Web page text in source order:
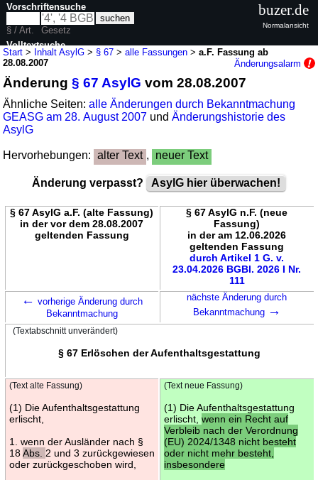
Start > Inhalt AsylG > § 67 >alle Fassungen >a.F. Fassung ab
28.08.2007
Änderungsalarm
Änderung§ 67 AsylG vom 28.08.2007
Ähnliche Seiten:alle Änderungen durch Bekanntmachung
GEASG am 28. August 2007 undÄnderungshistorie des
AsylG
Hervorhebungen: alter Text , neuer Text
Änderung verpasst? AsylG hier überwachen!
§ 67 AsylG a.F. (alte Fassung)
in der vor dem 28.08.2007
geltenden Fassung
§ 67 AsylG n.F. (neue
Fassung)
in der am 12.06.2026
geltenden Fassung
durch Artikel 1 G. v.
23.04.2026 BGBl. 2026 I Nr.
111
← vorherige Änderung durch
Bekanntmachung
nächste Änderung durch
Bekanntmachung →
(Textabschnitt unverändert)
§ 67 Erlöschen der Aufenthaltsgestattung
(Text alte Fassung)
(1) Die Aufenthaltsgestattung
erlischt,
1. wenn der Ausländer nach §
18Abs. 2 und 3 zurückgewiesen
oder zurückgeschoben wird,
(Text neue Fassung)
(1) Die Aufenthaltsgestattung
erlischt, wenn ein Recht auf
Verbleib nach der Verordnung
(EU) 2024/1348 nicht besteht
oder nicht mehr besteht,
insbesondere
Vorschriftensuche
§ / Art.
Gesetz
Volltextsuche
buzer.de
Normalansicht